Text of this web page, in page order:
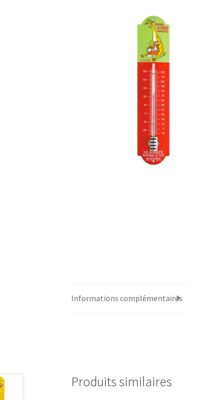
Informations complémentaires
Produits similaires